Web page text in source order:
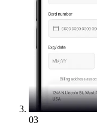
03